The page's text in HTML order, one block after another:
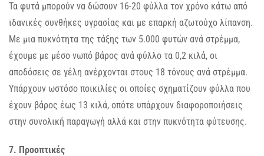
Τα φυτά μπορούν να δώσουν 16-20 φύλλα τον χρόνο κάτω από
ιδανικές συνθήκες υγρασίας και με επαρκή αζωτούχο λίπανση.
Με μια πυκνότητα της τάξης των 5.000 φυτών ανά στρέμμα,
έχουμε με μέσο νωπό βάρος ανά φύλλο τα 0,2 κιλά, οι
αποδόσεις σε γέλη ανέρχονται στους 18 τόνους ανά στρέμμα.
Υπάρχουν ωστόσο ποικιλίες οι οποίες σχηματίζουν φύλλα που
έχουν βάρος έως 13 κιλά, οπότε υπάρχουν διαφοροποιήσεις
στην συνολική παραγωγή αλλά και στην πυκνότητα φύτευσης.
7. Προοπτικές